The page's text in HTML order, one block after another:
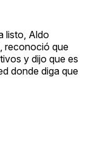
listo, Aldo
reconoció que
y dijo que es
donde diga que